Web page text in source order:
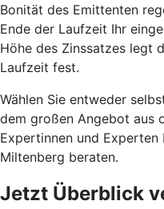
Bonität des Emittenten
Ende der Laufzeit Ihr
Höhe des Zinssatzes legt
Laufzeit fest.
Wählen Sie entweder
dem großen Angebot aus
Expertinnen und Experten
Miltenberg beraten.
Jetzt Überblick